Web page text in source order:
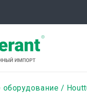
оборудование